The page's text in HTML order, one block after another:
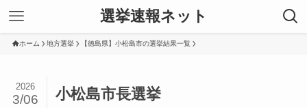
選挙速報ネット
ホーム 地方選挙 【徳島県】小松島市の選挙結果一覧
小松島市長選挙
2026
3/06